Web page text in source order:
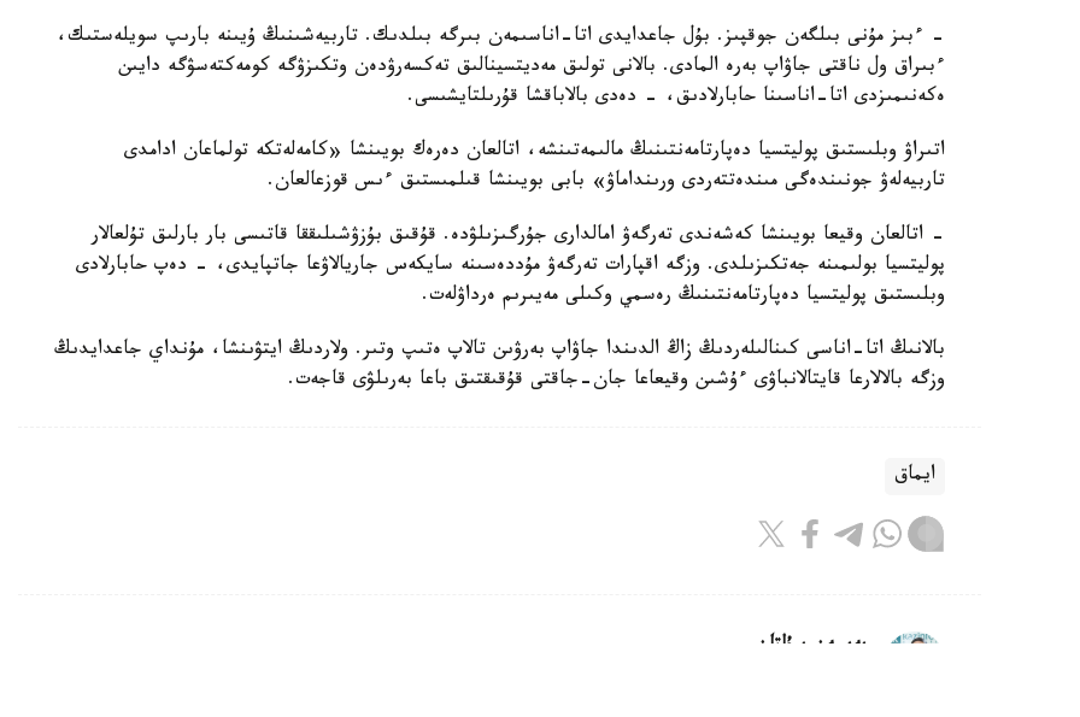
- ءبىز مۇنى بىلگەن جوقپىز. بۇل جاعدايدى اتا-اناسىمەن بىرگە بىلدىك. تاربيەشىنىڭ ۇيىنە بارىپ سويلەستىك،
ءبىراق ول ناقتى جاۋاپ بەرە المادى. بالانى تولىق مەديتسينالىق تەكسەرۋدەن وتكىزۋگە كومەكتەسۋگە دايىن
ەكەنىمىزدى اتا-اناسىنا حابارلادىق، - دەدى بالاباقشا قۇرىلتايشىسى.
اتىراۋ وبلىستىق پوليتسيا دەپارتامەنتىنىڭ مالىمەتىنشە، اتالعان دەرەك بويىنشا «كامەلەتكە تولماعان ادامدى
تاربيەلەۋ جونىندەگى مىندەتتەردى ورىنداماۋ» بابى بويىنشا قىلمىستىق ءىس قوزعالعان.
- اتالعان وقيعا بويىنشا كەشەندى تەرگەۋ امالدارى جۇرگىزىلۋدە. قۇقىق بۇزۋشىلىققا قاتىسى بار بارلىق تۇلعالار
پوليتسيا بولىمىنە جەتكىزىلدى. وزگە اقپارات تەرگەۋ مۇددەسىنە سايكەس جاريالاۋعا جاتپايدى، - دەپ حابارلادى
وبلىستىق پوليتسيا دەپارتامەنتىنىڭ رەسمي وكىلى مەيىرىم ەرداۋلەت.
بالانىڭ اتا-اناسى كىنالىلەردىڭ زاڭ الدىندا جاۋاپ بەرۋىن تالاپ ەتىپ وتىر. ولاردىڭ ايتۋىنشا، مۇنداي جاعدايدىڭ
وزگە بالالارعا قايتالانباۋى ءۇشىن وقيعاعا جان-جاقتى قۇقىقتىق باعا بەرىلۋى قاجەت.
ايماق
بەيسەن سۇلتان